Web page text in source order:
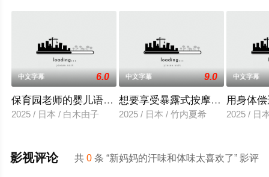
中文字幕 6.0
保育园老师的婴儿语让人超兴奋
2025 / 日本 / 白木由子
中文字幕 9.0
想要享受暴露式按摩的已婚女子
2025 / 日本 / 竹内夏希
中文字幕
用身体
2025 / 日
共0 条 “新妈妈的汗味和体味太喜欢了” 影评
影视评论